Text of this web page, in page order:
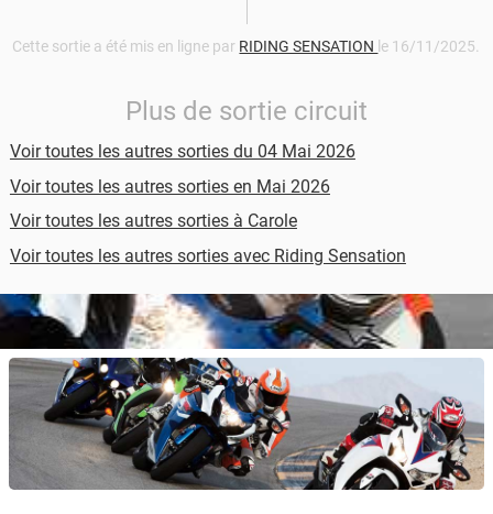
Cette sortie a été mis en ligne par RIDING SENSATION le 16/11/2025.
Plus de sortie circuit
Voir toutes les autres sorties du 04 Mai 2026
Voir toutes les autres sorties en Mai 2026
Voir toutes les autres sorties à Carole
Voir toutes les autres sorties avec Riding Sensation